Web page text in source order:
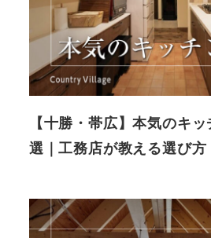
【十勝・帯広】本気のキ
選｜工務店が教える選び方